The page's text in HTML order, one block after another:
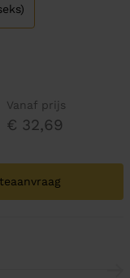
Vanaf prijs
€ 32,69